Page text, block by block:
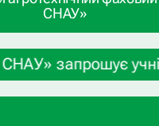
СНАУ»
9-х та 11-х